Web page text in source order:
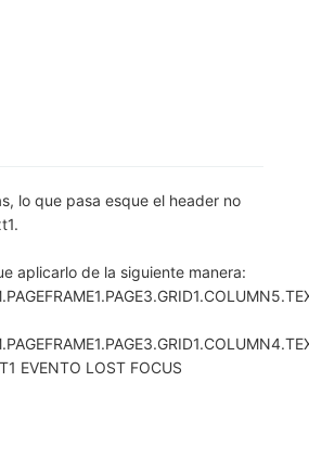
lo que pasa esque el header no
aplicarlo de la siguiente manera:
EVENTO LOST FOCUS